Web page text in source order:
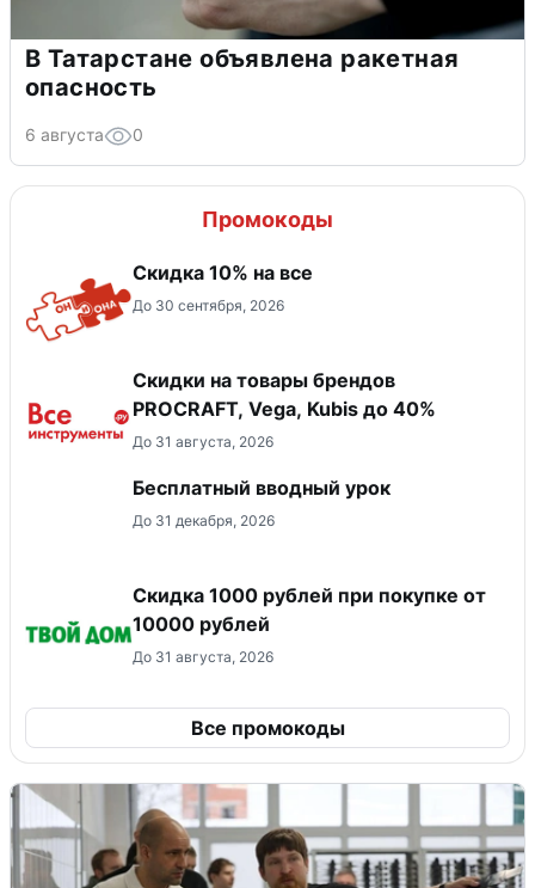
В Татарстане объявлена ракетная
опасность
6 августа 0
Промокоды
Скидка 10% на все
До 30 сентября, 2026
Скидки на товары брендов
PROCRAFT, Vega, Kubis до 40%
До 31 августа, 2026
Бесплатный вводный урок
До 31 декабря, 2026
Скидка 1000 рублей при покупке от
10000 рублей
До 31 августа, 2026
Все промокоды